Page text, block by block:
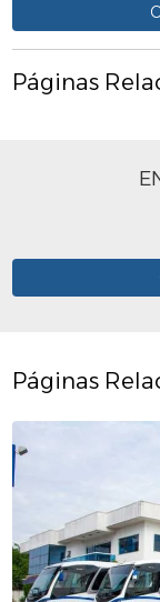
Páginas
Páginas